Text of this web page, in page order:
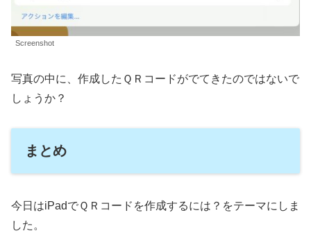
Screenshot
写真の中に、作成したＱＲコードがでてきたのではないで
しょうか？
まとめ
今日はiPadでＱＲコードを作成するには？をテーマにしま
した。